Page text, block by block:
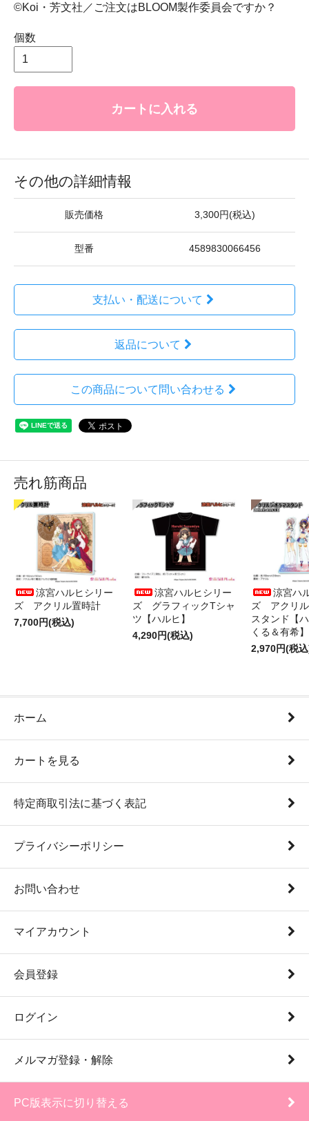
©Koi・芳文社／ご注文はBLOOM製作委員会ですか？
個数
カートに入れる
その他の詳細情報
販売価格 3,300円(税込)
型番 4589830066456
支払い・配送について
返品について
この商品について問い合わせる
売れ筋商品
涼宮ハルヒシリー
ズ アクリル置時計
7,700円(税込)
涼宮ハルヒシリー
ズ グラフィックTシャ
ツ【ハルヒ】
4,290円(税込)
涼宮ハ
ズ アクリル
スタンド【
くる＆有希】
2,970円(税
ホーム
カートを見る
特定商取引法に基づく表記
プライバシーポリシー
お問い合わせ
マイアカウント
会員登録
ログイン
メルマガ登録・解除
PC版表示に切り替える